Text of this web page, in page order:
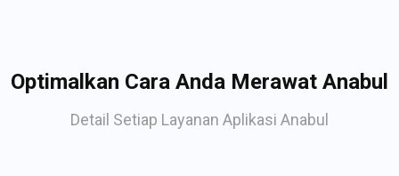
Optimalkan Cara Anda Merawat Anabul
Detail Setiap Layanan Aplikasi Anabul